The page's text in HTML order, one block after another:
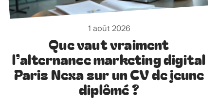
1 août 2026
Que vaut vraiment
l’alternance marketing digital
Paris Nexa sur un CV de jeune
diplômé ?